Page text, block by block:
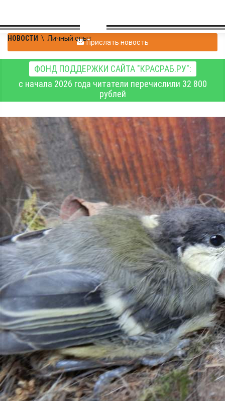
НОВОСТИ \ Личный опытПрислать новость
ФОНД ПОДДЕРЖКИ САЙТА "КРАСРАБ.РУ":
с начала 2026 года читатели перечислили 32 800
рублей
В почтовом ящике
постоянного автора "КР"
поселились синицы
Личный опыт
19.07.2022 18:56
51815
1
Фото:
Галина Чернова
Фото:
Галина Чернова
Фото:
Галина Чернова
Фото:
Галина Чернова